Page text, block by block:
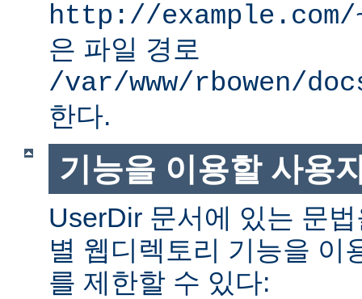
http://
은 파일 경로
/var/www/rbowen/
한다.
기능을 이용할 사용
UserDir 문서에 있는 문
별 웹디렉토리 기능을 이
를 제한할 수 있다: